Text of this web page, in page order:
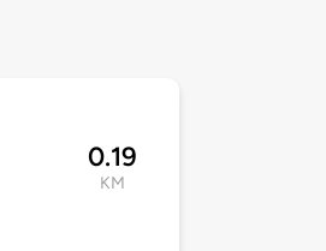
0.19
KM